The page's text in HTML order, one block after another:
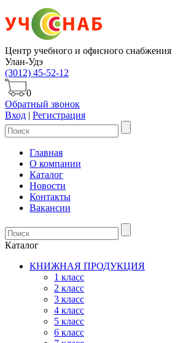
Центр учебного и офисного снабжения
Улан-Удэ
(3012) 45-52-12
0
Обратный звонок
Вход | Регистрация
Главная
О компании
Каталог
Новости
Контакты
Вакансии
Каталог
КНИЖНАЯ ПРОДУКЦИЯ
1 класс
2 класс
3 класс
4 класс
5 класс
6 класс